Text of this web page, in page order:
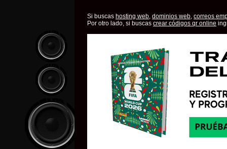
Si buscas hosting web, dominios web, correos
Por otro lado, si buscas crear códigos qr online